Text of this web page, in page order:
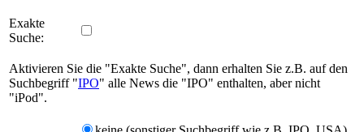
Exakte
Suche:
Aktivieren Sie die "Exakte Suche", dann erhalten Sie z.B. auf den
Suchbegriff "IPO" alle News die "IPO" enthalten, aber nicht
"iPod".